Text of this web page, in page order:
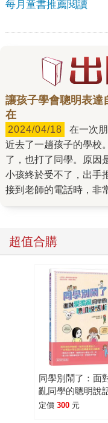
每月童書推薦閱讀
讓孩子學會聰明表達
在
2024/04/18
近去了一趟孩子的學校
了，也打了同學。原因
小孩終於受不了，出手
接到老師的電話時，非
很喜歡作弄女生。有一
到頭髪的話題，同學稱
上膠水會不會更好看。
況還真多，而家長真正
大部份都沒有說。等知
問題了。 所以，孩子
大人可以藉此和他們談
想小時候的學校生活，
人過生活，即使是最親
子自己一個人走過。但
超值合購
同學別鬧了：面
亂同學的聰明說
定價 300 元